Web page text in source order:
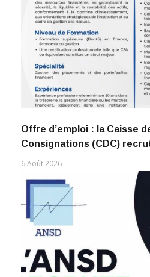
Offre d’emploi : la Caisse
Consignations (CDC)
6 Août 2026